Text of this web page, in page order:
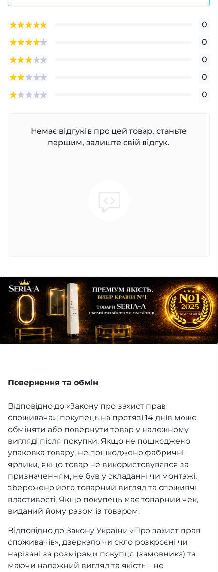
0
0
0
0
0
Немає відгуків про цей товар, станьте
першим, залиште свій відгук.
Повернення та обмін
Відповідно до «Закону про захист прав
споживача», покупець на протязі 14 днів може
обміняти або повернути товар у належному
вигляді після покупки. Якщо не пошкоджено
упаковка товару, не пошкоджено фабричні
ярлики, якщо товар не використовувався за
призначенням, не був у складанні чи монтажі,
збережено його товарний вигляд та споживчі
властивості. Якщо покупець має товарний чек,
виданий йому разом із товаром.
Відповідно до Закону України «Про захист прав
споживачів», дзеркало чи скло розкроєні чи
нарізані за розмірами покупця (замовника) та
маючи належний вигляд та якість – не